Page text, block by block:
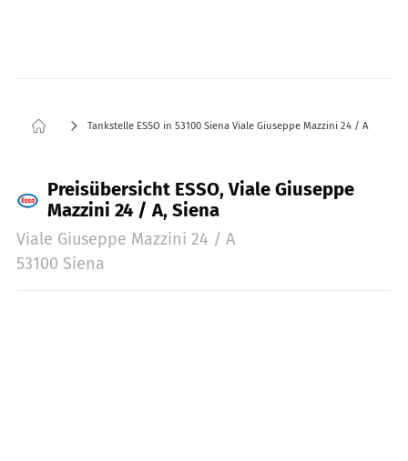
Tankstelle ESSO in 53100 Siena Viale Giuseppe Mazzini 24 / A
Preisübersicht ESSO, Viale Giuseppe
Mazzini 24 / A, Siena
Viale Giuseppe Mazzini 24 / A
53100 Siena